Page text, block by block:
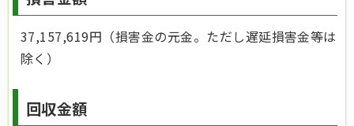
37,157,619円（損害金の元金。ただし遅延損害金等は
除く）
回収金額